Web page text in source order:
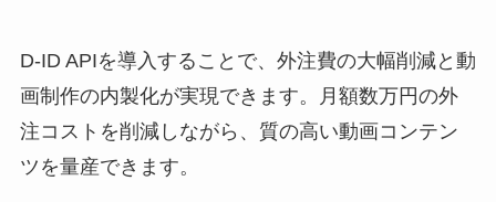
D-ID APIを導入することで、外注費の大幅削減と動
画制作の内製化が実現できます。月額数万円の外
注コストを削減しながら、質の高い動画コンテン
ツを量産できます。